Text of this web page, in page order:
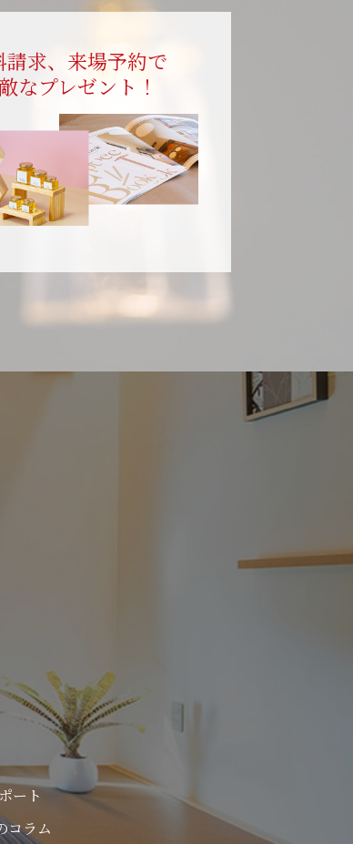
請求、来場予約で
なプレゼント！
ート
コラム